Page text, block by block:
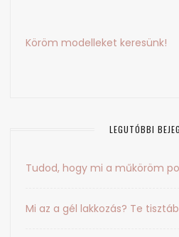
Köröm modelleket keresünk!
LEGUTÓBBI
Tudod, hogy mi a műköröm
Mi az a gél lakkozás? Te